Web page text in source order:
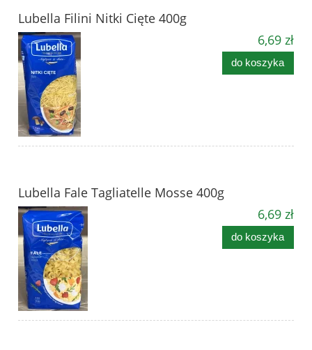
Lubella Filini Nitki Cięte 400g
6,69 zł
do koszyka
Lubella Fale Tagliatelle Mosse 400g
6,69 zł
do koszyka